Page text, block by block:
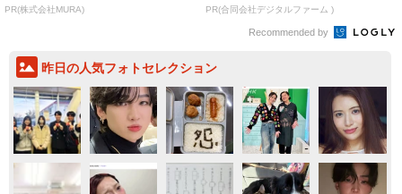
PR(株式会社MURA) PR(合同会社デジタルファーム )
Recommended by
昨日の人気フォトセレクション